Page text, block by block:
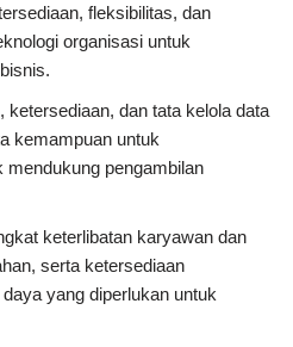
fleksibilitas, dan
organisasi untuk
ketersediaan, dan tata kelola data
kemampuan untuk
mendukung pengambilan
keterlibatan karyawan dan
serta ketersediaan
yang diperlukan untuk